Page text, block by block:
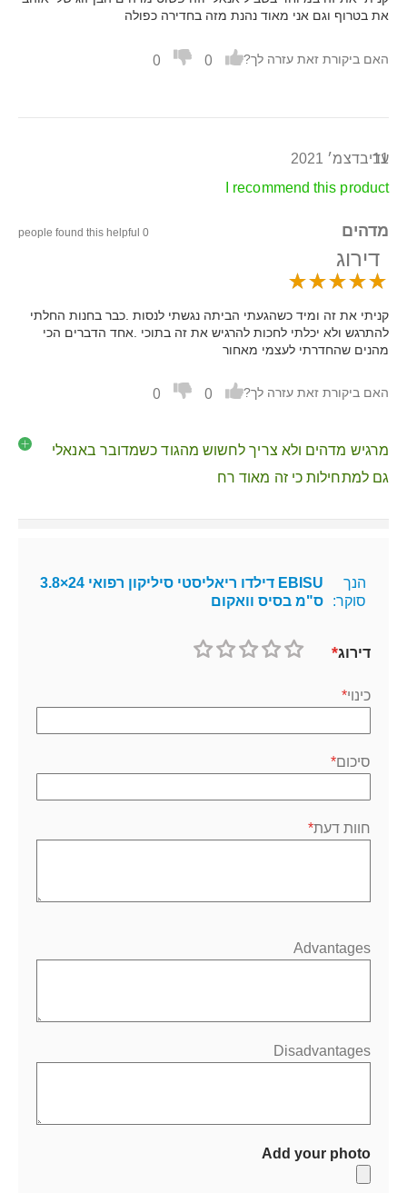
את בטרוף וגם אני מאוד נהנת מזה בחדירה כפולה
האם ביקורת זאת עזרה לך? 0
0
עדי
11 בדצמ׳ 2021
I recommend this product
מדהים 0 people found this helpful
דירוג
קניתי את זה ומיד כשהגעתי הביתה נגשתי לנסות .כבר בחנות החלתי
להתרגש ולא יכלתי לחכות להרגיש את זה בתוכי .אחד הדברים הכי
מהנים שהחדרתי לעצמי מאחור
האם ביקורת זאת עזרה לך? 0
0
מרגיש מדהים ולא צריך לחשוש מהגוד כשמדובר באנאלי
גם למתחילות כי זה מאוד רח
הנך
סוקר:
EBISU דילדו ריאליסטי סיליקון רפואי 24×3.8
ס"מ בסיס וואקום
דירוג
כינוי
סיכום
חוות דעת
Advantages
Disadvantages
Add your photo